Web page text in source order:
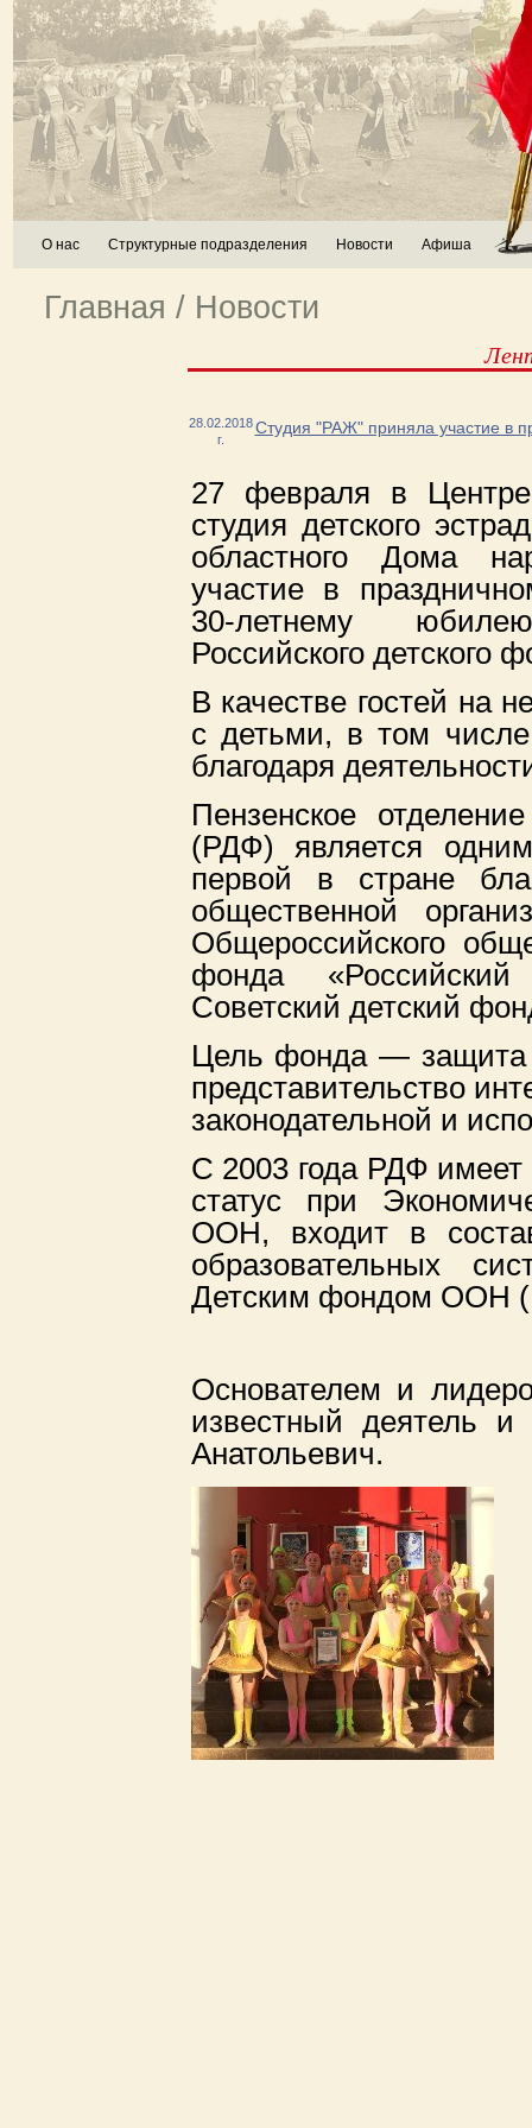
О нас Структурные подразделения Новости Афиша
Главная / Новости
28.02.2018
г.
Студия "РАЖ" приняла участие в
27 февраля в
студия детского
областного Дома
участие в
30-летнему
Российского детского
В качестве гостей на
с детьми, в том
благодаря
Пензенское
(РДФ) является
первой в стране
общественной
Общероссийского
фонда
Советский детский
Цель фонда — защита
представительство
законодательной и
С 2003 года РДФ имеет
статус при
ООН, входит в
образовательных
Детским фондом
Основателем и
известный деятель
Анатольевич.